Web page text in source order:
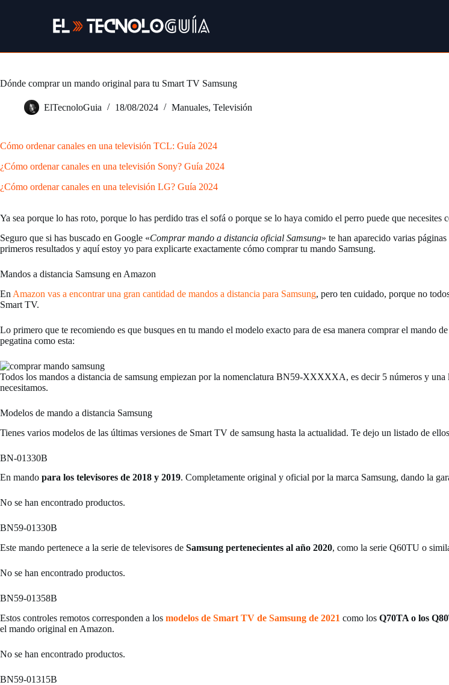
Dónde comprar un mando original para tu Smart TV Samsung
ElTecnoloGuia 18/08/2024 Manuales, Televisión
Cómo ordenar canales en una televisión TCL: Guía 2024
¿Cómo ordenar canales en una televisión Sony? Guía 2024
¿Cómo ordenar canales en una televisión LG? Guía 2024
Ya sea porque lo has roto, porque lo has perdido tras el sofá o porque se lo haya comido el perro puede que necesites
Seguro que si has buscado en Google «Comprar mando a distancia oficial Samsung» te han aparecido varias
primeros resultados y aquí estoy yo para explicarte exactamente cómo comprar tu mando Samsung.
Mandos a distancia Samsung en Amazon
En Amazon vas a encontrar una gran cantidad de mandos a distancia para Samsung, pero ten cuidado, porque no
Smart TV.
Lo primero que te recomiendo es que busques en tu mando el modelo exacto para de esa manera comprar el mando
pegatina como esta:
Todos los mandos a distancia de samsung empiezan por la nomenclatura BN59-XXXXXA, es decir 5 números y
necesitamos.
Modelos de mando a distancia Samsung
Tienes varios modelos de las últimas versiones de Smart TV de samsung hasta la actualidad. Te dejo un listado de
BN-01330B
En mando para los televisores de 2018 y 2019. Completamente original y oficial por la marca Samsung, dando la
No se han encontrado productos.
BN59-01330B
Este mando pertenece a la serie de televisores de Samsung pertenecientes al año 2020, como la serie Q60TU o
No se han encontrado productos.
BN59-01358B
Estos controles remotos corresponden a los modelos de Smart TV de Samsung de 2021 como los Q70TA o los
el mando original en Amazon.
No se han encontrado productos.
BN59-01315B